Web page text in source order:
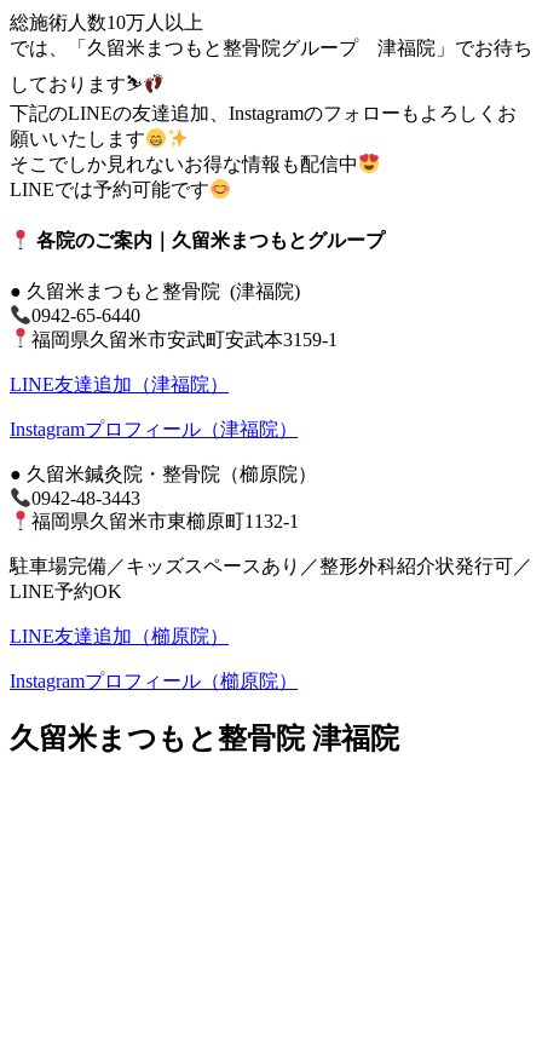
総施術人数10万人以上
では、「久留米まつもと整骨院グループ 津福院」でお待ち
しております⛷
下記のLINEの友達追加、Instagramのフォローもよろしくお
願いいたします
そこでしか見れないお得な情報も配信中
LINEでは予約可能です
各院のご案内｜久留米まつもとグループ
● 久留米まつもと整骨院 (津福院)
0942-65-6440
福岡県久留米市安武町安武本3159-1
LINE友達追加（津福院）
Instagramプロフィール（津福院）
● 久留米鍼灸院・整骨院（櫛原院）
0942-48-3443
福岡県久留米市東櫛原町1132-1
駐車場完備／キッズスペースあり／整形外科紹介状発行可／
LINE予約OK
LINE友達追加（櫛原院）
Instagramプロフィール（櫛原院）
久留米まつもと整骨院 津福院